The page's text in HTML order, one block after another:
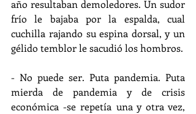
año resultaban demoledores. Un sudor
frío le bajaba por la espalda, cual
cuchilla rajando su espina dorsal, y un
- No puede ser. Puta pandemia. Puta
mierda de pandemia y de crisis
económica -se repetía una y otra vez,